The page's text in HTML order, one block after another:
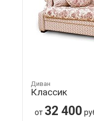
Диван
Классик
от 32 400